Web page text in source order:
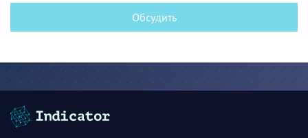
Обсудить